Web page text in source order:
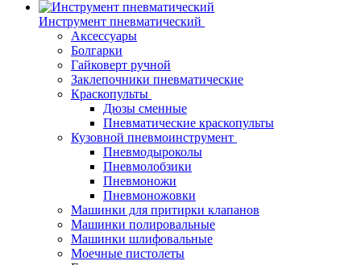
Инструмент пневматический
Аксессуары
Болгарки
Гайковерт ручной
Заклепочники пневматические
Краскопульты
Дюзы сменные
Пневматические краскопульты
Кузовной пневмоинструмент
Пневмодыроколы
Пневмолобзики
Пневмоножи
Пневмоножовки
Машинки для притирки клапанов
Машинки полировальные
Машинки шлифовальные
Моечные пистолеты